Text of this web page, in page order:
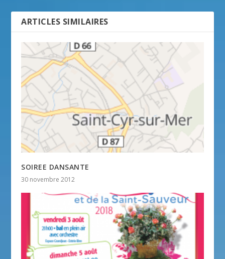
ARTICLES SIMILAIRES
SOIREE DANSANTE
30 novembre 2012